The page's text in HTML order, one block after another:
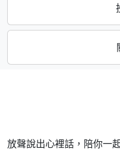
放聲說出心裡話，陪你一